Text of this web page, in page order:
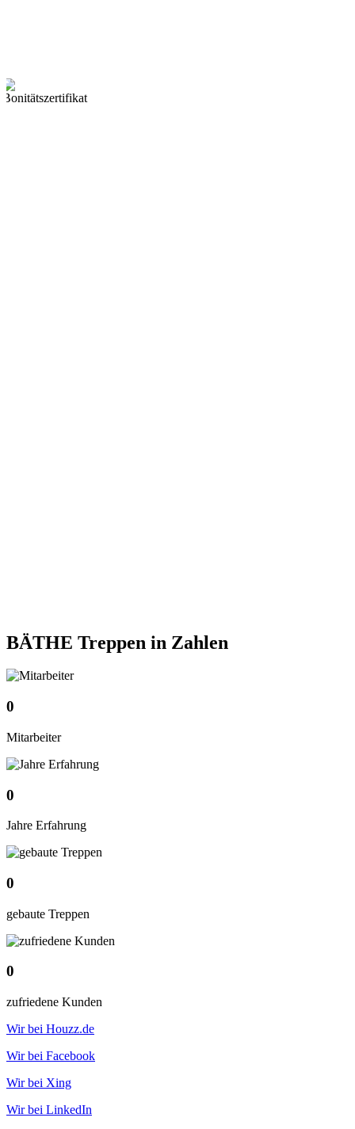
BÄTHE Treppen in Zahlen
0
Mitarbeiter
0
Jahre Erfahrung
0
gebaute Treppen
0
zufriedene Kunden
Wir bei Houzz.de
Wir bei Facebook
Wir bei Xing
Wir bei LinkedIn